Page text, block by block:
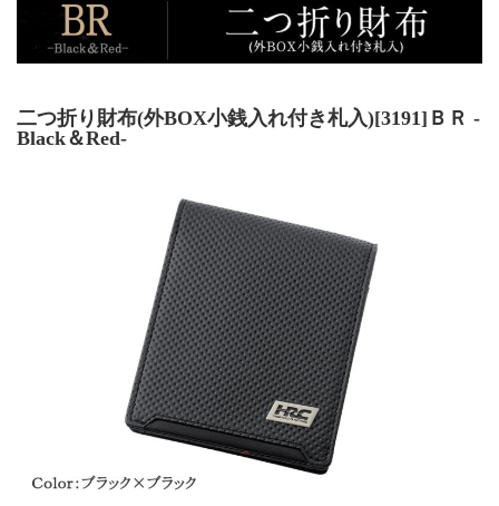
二つ折り財布(外BOX小銭入れ付き札入)[3191]ＢＲ -
Black＆Red-